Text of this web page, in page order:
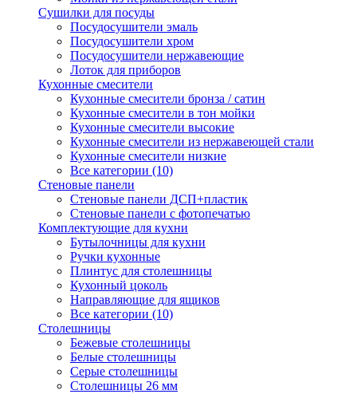
Сушилки для посуды
Посудосушители эмаль
Посудосушители хром
Посудосушители нержавеющие
Лоток для приборов
Кухонные смесители
Кухонные смесители бронза / сатин
Кухонные смесители в тон мойки
Кухонные смесители высокие
Кухонные смесители из нержавеющей стали
Кухонные смесители низкие
Все категории (10)
Стеновые панели
Стеновые панели ДСП+пластик
Стеновые панели с фотопечатью
Комплектующие для кухни
Бутылочницы для кухни
Ручки кухонные
Плинтус для столешницы
Кухонный цоколь
Направляющие для ящиков
Все категории (10)
Столешницы
Бежевые столешницы
Белые столешницы
Серые столешницы
Столешницы 26 мм